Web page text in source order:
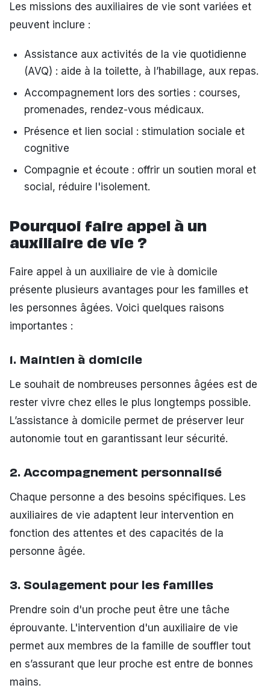
Les missions des auxiliaires de vie sont variées et
peuvent inclure :
Assistance aux activités de la vie quotidienne
(AVQ) : aide à la toilette, à l’habillage, aux repas.
Accompagnement lors des sorties : courses,
promenades, rendez-vous médicaux.
Présence et lien social : stimulation sociale et
cognitive
Compagnie et écoute : offrir un soutien moral et
social, réduire l'isolement.
Pourquoi faire appel à un
auxiliaire de vie ?
Faire appel à un auxiliaire de vie à domicile
présente plusieurs avantages pour les familles et
les personnes âgées. Voici quelques raisons
importantes :
1. Maintien à domicile
Le souhait de nombreuses personnes âgées est de
rester vivre chez elles le plus longtemps possible.
L’assistance à domicile permet de préserver leur
autonomie tout en garantissant leur sécurité.
2. Accompagnement personnalisé
Chaque personne a des besoins spécifiques. Les
auxiliaires de vie adaptent leur intervention en
fonction des attentes et des capacités de la
personne âgée.
3. Soulagement pour les familles
Prendre soin d'un proche peut être une tâche
éprouvante. L'intervention d'un auxiliaire de vie
permet aux membres de la famille de souffler tout
en s’assurant que leur proche est entre de bonnes
mains.